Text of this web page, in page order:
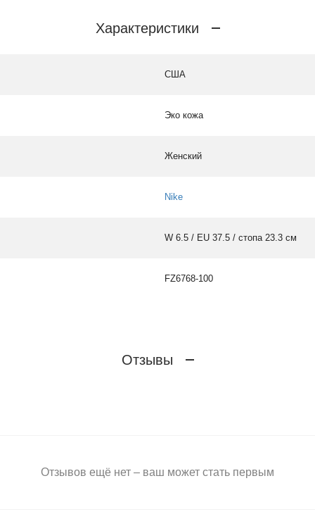
Характеристики
США
Эко кожа
Женский
Nike
W 6.5 / EU 37.5 / стопа 23.3 см
FZ6768-100
Отзывы
Отзывов ещё нет – ваш может стать первым